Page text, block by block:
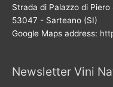
Strada di Palazzo di Piero
53047 - Sarteano (SI)
Google Maps address:
Newsletter Vini